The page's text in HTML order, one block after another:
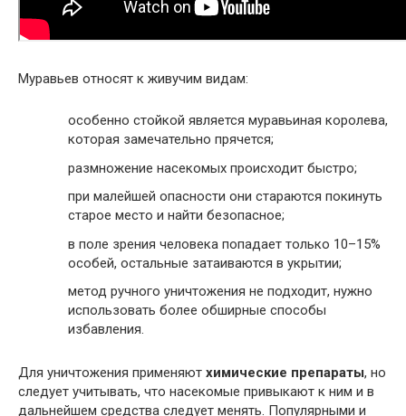
Муравьев относят к живучим видам:
особенно стойкой является муравьиная королева,
которая замечательно прячется;
размножение насекомых происходит быстро;
при малейшей опасности они стараются покинуть
старое место и найти безопасное;
в поле зрения человека попадает только 10–15%
особей, остальные затаиваются в укрытии;
метод ручного уничтожения не подходит, нужно
использовать более обширные способы
избавления.
Для уничтожения применяют химические препараты, но
следует учитывать, что насекомые привыкают к ним и в
дальнейшем средства следует менять. Популярными и